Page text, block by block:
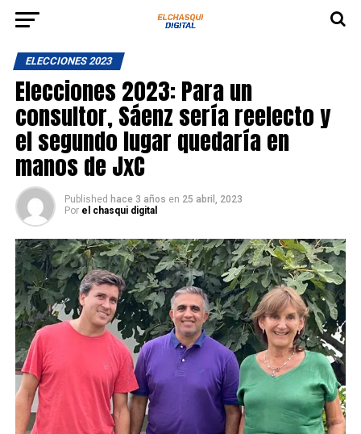
ELECCIONES 2023
Elecciones 2023: Para un
consultor, Sáenz sería reelecto y
el segundo lugar quedaría en
manos de JxC
Published hace 3 años en 25 abril, 2023
Por el chasqui digital